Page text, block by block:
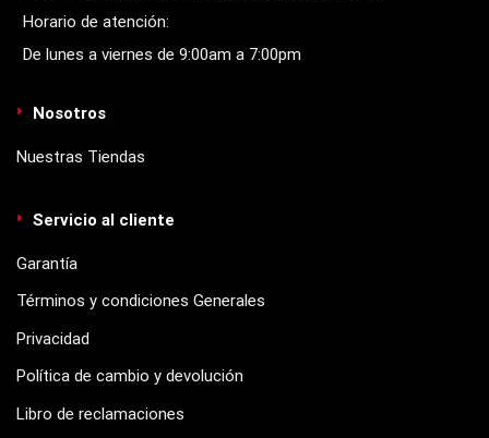
Horario de atención:
De lunes a viernes de 9:00am a 7:00pm
Nosotros
Nuestras Tiendas
Servicio al cliente
Garantía
Términos y condiciones Generales
Privacidad
Política de cambio y devolución
Libro de reclamaciones